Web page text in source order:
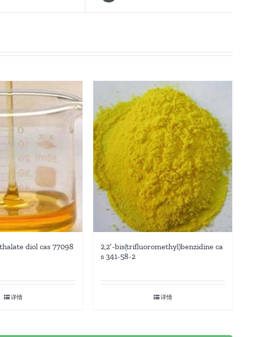
diol cas 77098
详情
2,2′-bis(trifluoromethyl)benzidine ca
s 341-58-2
详情